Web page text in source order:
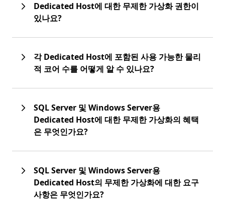
Dedicated Host에 대한 무제한 가상화 권한이
있나요?
각 Dedicated Host에 포함된 사용 가능한 물리
적 코어 수를 어떻게 알 수 있나요?
SQL Server 및 Windows Server용
Dedicated Host에 대한 무제한 가상화의 혜택
은 무엇인가요?
SQL Server 및 Windows Server용
Dedicated Host의 무제한 가상화에 대한 요구
사항은 무엇인가요?